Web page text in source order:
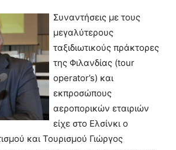
Συναντήσεις με τους
μεγαλύτερους
ταξιδιωτικούς πράκτορες
της Φιλανδίας (tour
operator’s) και
εκπροσώπους
αεροπορικών εταιριών
είχε στο Ελσίνκι ο
και Τουρισμού Γιώργος